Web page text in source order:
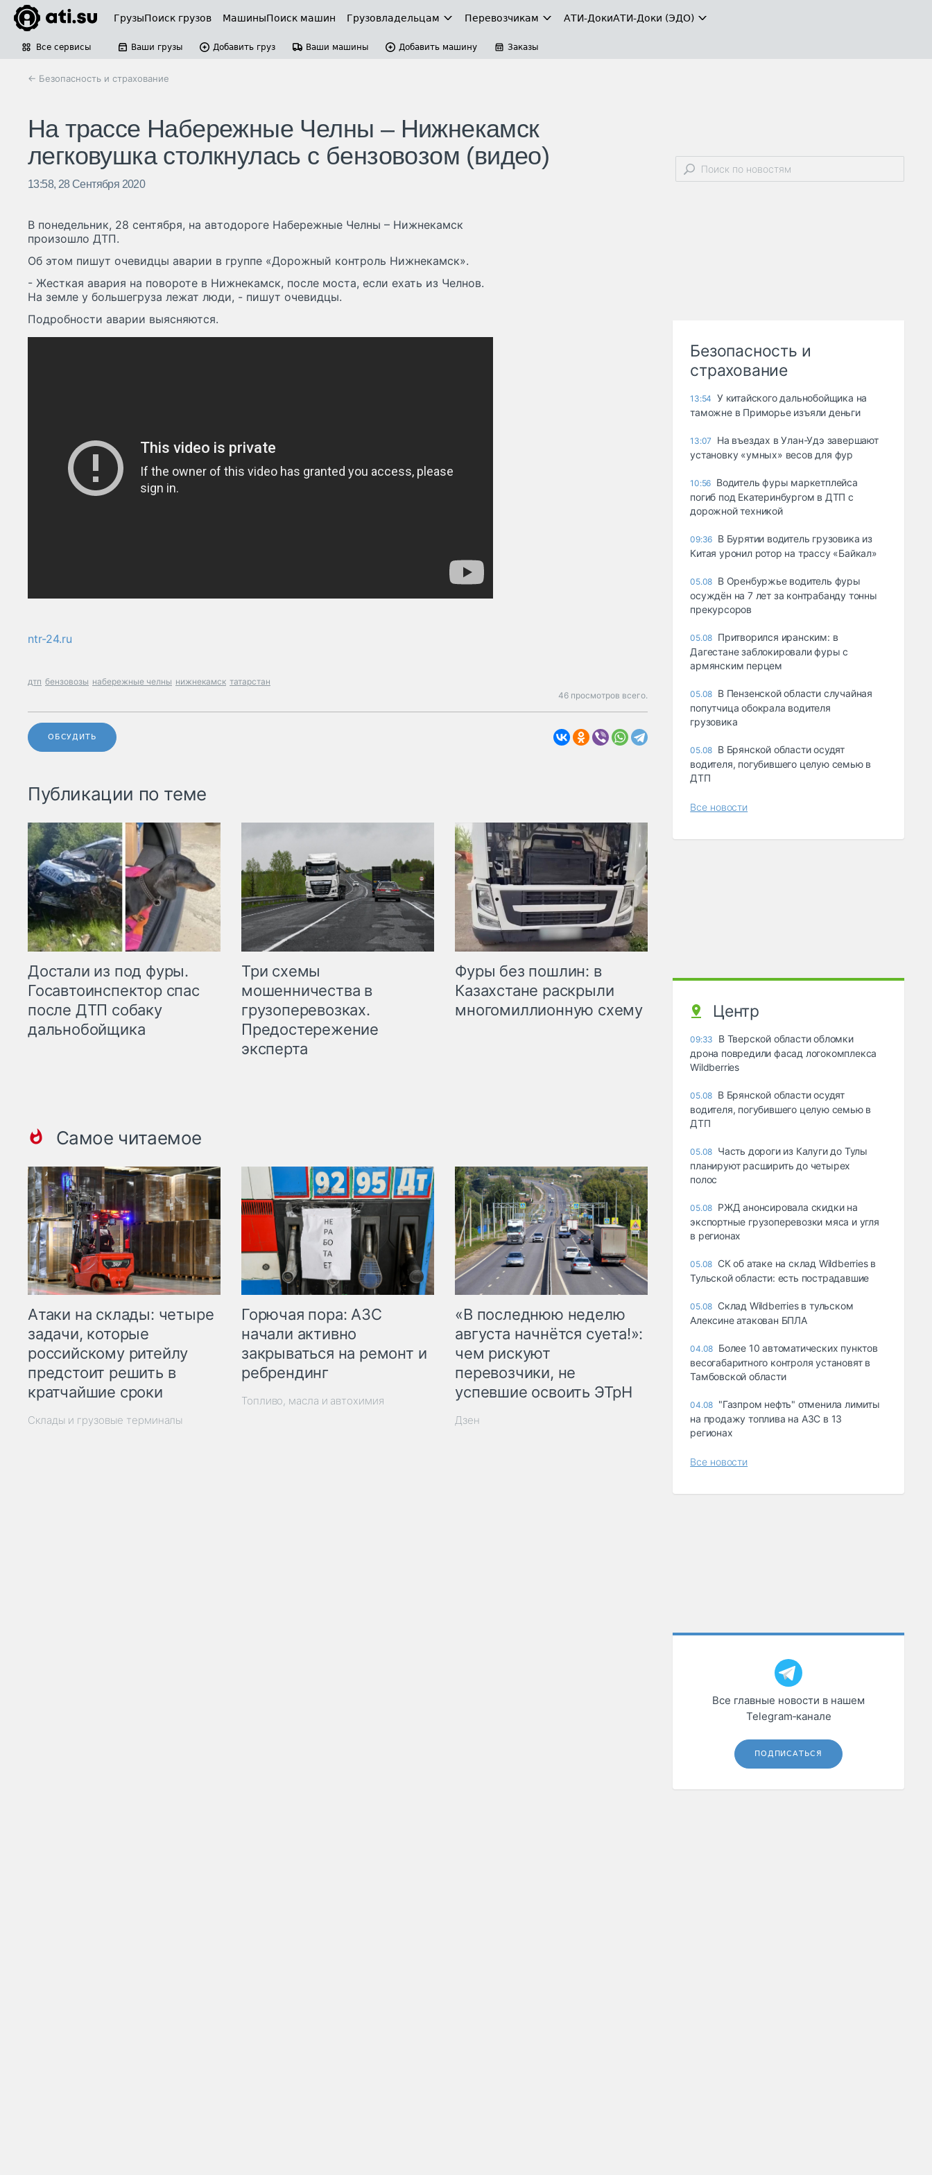
ГрузыПоиск грузов МашиныПоиск машин Грузовладельцам Перевозчикам АТИ-ДокиАТИ-Доки (ЭДО)
Все сервисы Ваши грузы Добавить груз Ваши машины Добавить машину Заказы
← Безопасность и страхование
На трассе Набережные Челны – Нижнекамск
легковушка столкнулась с бензовозом (видео)
13:58, 28 Сентября 2020
В понедельник, 28 сентября, на автодороге Набережные Челны – Нижнекамск
произошло ДТП.
Об этом пишут очевидцы аварии в группе «Дорожный контроль Нижнекамск».
- Жесткая авария на повороте в Нижнекамск, после моста, если ехать из Челнов.
На земле у большегруза лежат люди, - пишут очевидцы.
Подробности аварии выясняются.
ntr-24.ru
дтп бензовозы набережные челны нижнекамск татарстан
46 просмотров всего.
ОБСУДИТЬ
Публикации по теме
Достали из под фуры.
Госавтоинспектор спас
после ДТП собаку
дальнобойщика
Три схемы
мошенничества в
грузоперевозках.
Предостережение
эксперта
Фуры без пошлин: в
Казахстане раскрыли
многомиллионную схему
Самое читаемое
Атаки на склады: четыре
задачи, которые
российскому ритейлу
предстоит решить в
кратчайшие сроки
Склады и грузовые терминалы
Горючая пора: АЗС
начали активно
закрываться на ремонт и
ребрендинг
Топливо, масла и автохимия
«В последнюю неделю
августа начнётся суета!»:
чем рискуют
перевозчики, не
успевшие освоить ЭТрН
Дзен
Безопасность и
страхование
13:54
У китайского дальнобойщика на
таможне в Приморье изъяли деньги
13:07
Ha въeздax в Улaн-Удэ зaвepшaют
ycтaнoвкy «yмныx» вecoв для фyp
10:56 Водитель фуры маркетплейса
погиб под Екатеринбургом в ДТП с
дорожной техникой
09:36 В Бурятии водитель грузовика из
Китая уронил ротор на трассу «Байкал»
05.08 В Оренбуржье водитель фуры
осуждён на 7 лет за контрабанду тонны
прекурсоров
05.08 Притворился иранским: в
Дагестане заблокировали фуры с
армянским перцем
05.08 В Пензенской области случайная
попутчица обокрала водителя
грузовика
05.08 В Брянской области осудят
водителя, погубившего целую семью в
ДТП
Все новости
Центр
09:33
В Тверской области обломки
дрона повредили фасад логокомплекса
Wildberries
05.08 В Брянской области осудят
водителя, погубившего целую семью в
ДТП
05.08 Часть дороги из Калуги до Тулы
планируют расширить до четырех
полос
05.08 РЖД анонсировала скидки на
экспортные грузоперевозки мяса и угля
в регионах
05.08 СК об атаке на склад Wildberries в
Тульской области: есть пострадавшие
05.08 Склад Wildberries в тульском
Алексине атакован БПЛА
04.08 Более 10 автоматических пунктов
весогабаритного контроля установят в
Тамбовской области
04.08 "Газпром нефть" отменила лимиты
на продажу топлива на АЗС в 13
регионах
Все новости
Все главные новости в нашем
Telegram‑канале
ПОДПИСАТЬСЯ